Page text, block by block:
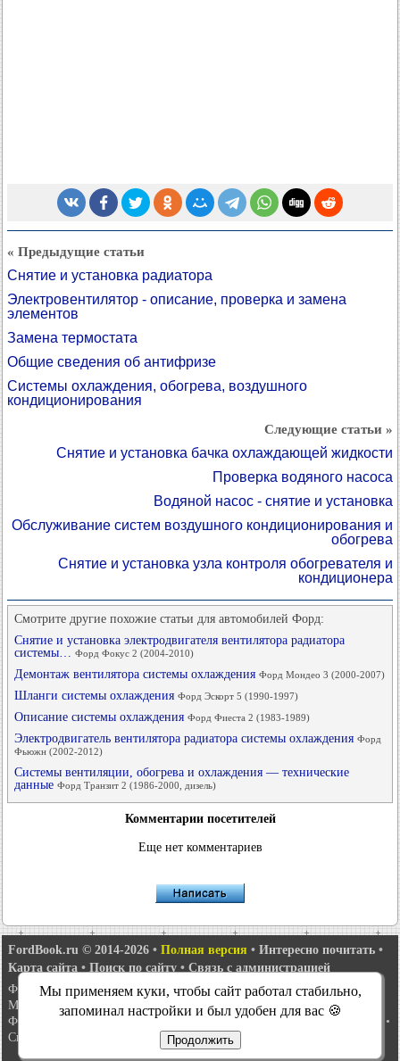
« Предыдущие статьи
Снятие и установка радиатора
Электровентилятор - описание, проверка и замена
элементов
Замена термостата
Общие сведения об антифризе
Системы охлаждения, обогрева, воздушного
кондиционирования
Следующие статьи »
Снятие и установка бачка охлаждающей жидкости
Проверка водяного насоса
Водяной насос - снятие и установка
Обслуживание систем воздушного кондиционирования и
обогрева
Снятие и установка узла контроля обогревателя и
кондиционера
Смотрите другие похожие статьи для автомобилей Форд:
Снятие и установка электродвигателя вентилятора радиатора
системы… Форд Фокус 2 (2004-2010)
Демонтаж вентилятора системы охлаждения Форд Мондео 3 (2000-2007)
Шланги системы охлаждения Форд Эскорт 5 (1990-1997)
Описание системы охлаждения Форд Фиеста 2 (1983-1989)
Электродвигатель вентилятора радиатора системы охлаждения Форд
Фьюжн (2002-2012)
Системы вентиляции, обогрева и охлаждения — технические
данные Форд Транзит 2 (1986-2000, дизель)
Комментарии посетителей
Еще нет комментариев
FordBook.ru © 2014-2026 • Полная версия • Интересно почитать •
Карта сайта • Поиск по сайту • Связь с администрацией
Фокус 1• Фокус Турнир 1•Фокус 2•Мондео 1•Мондео 1 и 2•
Мондео 2•Мондео 3•Мондео 4•Эскорт 3•Эскорт 4 •Эскорт 5
Фиеста 2
Таурус 1 и 2 Фьюжн • Скорпио 1
•
Сиерра
Мы применяем куки, чтобы сайт работал стабильно,
запоминал настройки и был удобен для вас 🍪
Продолжить